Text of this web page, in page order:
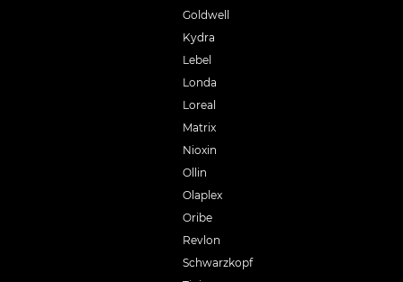
Goldwell
Kydra
Lebel
Londa
Loreal
Matrix
Nioxin
Ollin
Olaplex
Oribe
Revlon
Schwarzkopf